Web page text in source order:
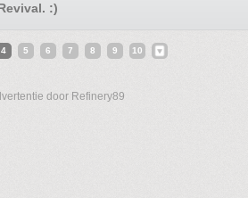
:)
4 5 6 7 8 9 10
door Refinery89